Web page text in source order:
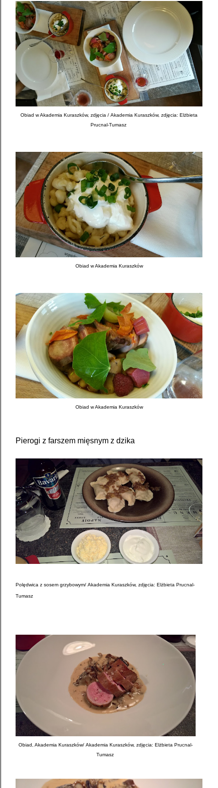
Obiad w Akademia Kuraszków, zdjęcia / Akademia Kuraszków, zdjęcia: Elżbieta
Prucnal-Tumasz
Obiad w Akademia Kuraszków
Obiad w Akademia Kuraszków
Pierogi z farszem mięsnym z dzika
Polędwica z sosem grzybowym/ Akademia Kuraszków, zdjęcia: Elżbieta Prucnal-
Tumasz
Obiad, Akademia Kuraszków/ Akademia Kuraszków, zdjęcia: Elżbieta Prucnal-
Tumasz